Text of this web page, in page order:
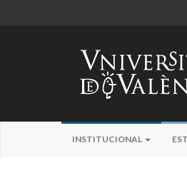
INSTITUCIONAL